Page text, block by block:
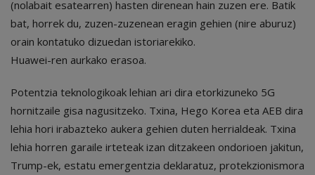
(nolabait esatearren) hasten direnean hain zuzen ere. Batik
bat, horrek du, zuzen-zuzenean eragin gehien (nire aburuz)
orain kontatuko dizuedan istoriarekiko.
Huawei-ren aurkako erasoa.
Potentzia teknologikoak lehian ari dira etorkizuneko 5G
hornitzaile gisa nagusitzeko. Txina, Hego Korea eta AEB dira
lehia hori irabazteko aukera gehien duten herrialdeak. Txina
lehia horren garaile irteteak izan ditzakeen ondorioen jakitun,
Trump-ek, estatu emergentzia deklaratuz, protekzionismora